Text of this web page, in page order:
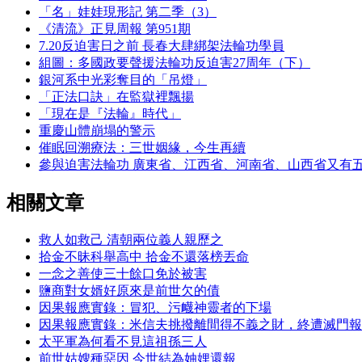
「名」娃娃現形記 第二季（3）
《清流》正見周報 第951期
7.20反迫害日之前 長春大肆綁架法輪功學員
組圖：多國政要聲援法輪功反迫害27周年（下）
銀河系中光彩奪目的「吊燈」
「正法口訣」在監獄裡飄揚
「現在是『法輪』時代」
重慶山體崩塌的警示
催眠回溯療法：三世姻緣，今生再續
參與迫害法輪功 廣東省、江西省、河南省、山西省又有
相關文章
救人如救己 清朝兩位義人親歷之
拾金不昧科舉高中 拾金不還落榜丟命
一念之善使三十餘口免於被害
鹽商對女婿好原來是前世欠的債
因果報應實錄：冒犯、污衊神靈者的下場
因果報應實錄：米信夫挑撥離間得不義之財，終遭滅門報
太平軍為何看不見這祖孫三人
前世姑嫂種惡因 今世結為妯娌還報